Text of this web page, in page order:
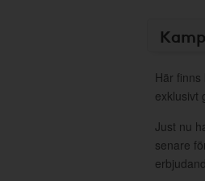
Här
exklusivt
Just nu
senare